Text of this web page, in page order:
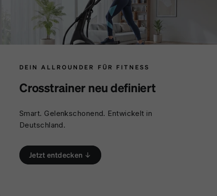
DEIN ALLROUNDER FÜR FITNESS
Crosstrainer neu definiert
Smart. Gelenkschonend. Entwickelt in
Deutschland.
Jetzt entdecken ↓